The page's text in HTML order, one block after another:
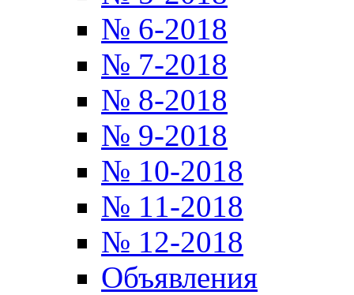
№ 6-2018
№ 7-2018
№ 8-2018
№ 9-2018
№ 10-2018
№ 11-2018
№ 12-2018
Объявления